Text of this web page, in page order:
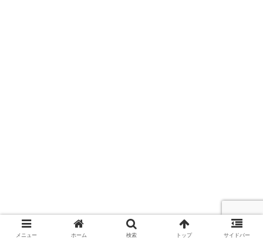
メニュー ホーム 検索 トップ サイドバー